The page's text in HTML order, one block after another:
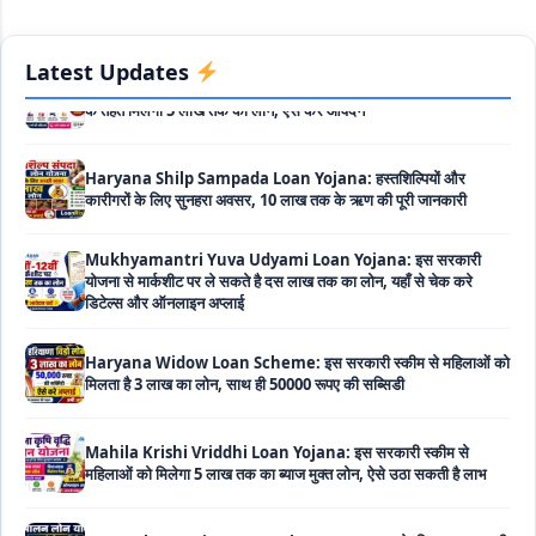
Latest Updates
Haryana Shilp Sampada Loan Yojana: हस्तशिल्पियों और
कारीगरों के लिए सुनहरा अवसर, 10 लाख तक के ऋण की पूरी जानकारी
Mukhyamantri Yuva Udyami Loan Yojana: इस सरकारी
योजना से मार्कशीट पर ले सकते है दस लाख तक का लोन, यहाँ से चेक करे
Haryana Widow Loan Scheme: इस सरकारी स्कीम से महिलाओं को
मिलता है 3 लाख का लोन, साथ ही 50000 रूपए की सब्सिडी
Mahila Krishi Vriddhi Loan Yojana: इस सरकारी स्कीम से
महिलाओं को मिलेगा 5 लाख तक का ब्याज मुक्त लोन, ऐसे उठा सकती है लाभ
UP Cattle Farming Loan Scheme: गाय पालन के लिए इस सरकारी
स्कीम से मिलता है दस लाख का लोन, साथ ही मिलती है 35% सब्सिडी